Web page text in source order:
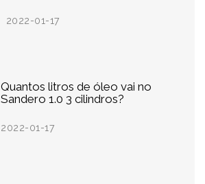
2022-01-17
Quantos litros de óleo vai no
Sandero 1.0 3 cilindros?
2022-01-17